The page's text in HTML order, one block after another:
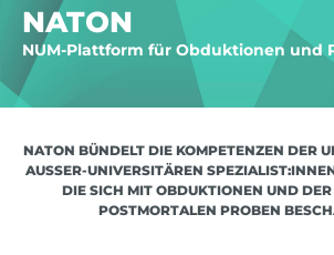
NATON
NUM-Plattform für Obduktionen und
NATON BÜNDELT DIE KOMPETENZEN DER
AUSSER-UNIVERSITÄREN SPEZIALIST:INNEN
IE SICH MIT OBDUKTIONEN UND DER
OSTMORTALEN PROBEN